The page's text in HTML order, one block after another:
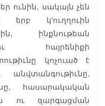
ունին, սակայն չեն
երբ կ'ուղղուին
ինքնութեան
հայրենիքի
կոչուած է
անվտանգութիւնը,
հասարակական
ու զարգացման